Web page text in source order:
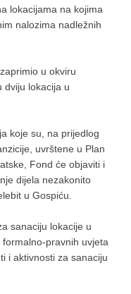
lokacijama na kojima
nalozima nadležnih
u okviru
dviju lokacija u
koje su, na prijedlog
uvrštene u Plan
Fond će objaviti i
dijela nezakonito
u Gospiću.
sanaciju lokacije u
pravnih uvjeta
i aktivnosti za sanaciju